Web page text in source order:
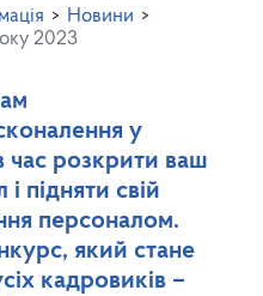
> Новини >
2023
у
час розкрити ваш
підняти свій
персоналом.
який стане
кадровиків –